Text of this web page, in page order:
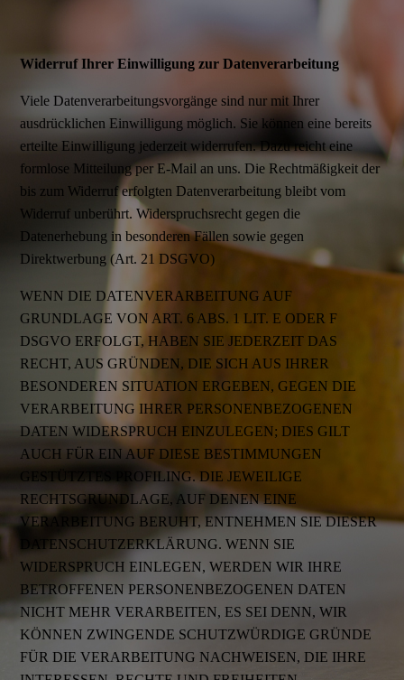
Widerruf Ihrer Einwilligung zur Datenverarbeitung
Viele Datenverarbeitungsvorgänge sind nur mit Ihrer
ausdrücklichen Einwilligung möglich. Sie können eine bereits
erteilte Einwilligung jederzeit widerrufen. Dazu reicht eine
formlose Mitteilung per E-Mail an uns. Die Rechtmäßigkeit der
bis zum Widerruf erfolgten Datenverarbeitung bleibt vom
Widerruf unberührt. Widerspruchsrecht gegen die
Datenerhebung in besonderen Fällen sowie gegen
Direktwerbung (Art. 21 DSGVO)
WENN DIE DATENVERARBEITUNG AUF
GRUNDLAGE VON ART. 6 ABS. 1 LIT. E ODER F
DSGVO ERFOLGT, HABEN SIE JEDERZEIT DAS
RECHT, AUS GRÜNDEN, DIE SICH AUS IHRER
BESONDEREN SITUATION ERGEBEN, GEGEN DIE
VERARBEITUNG IHRER PERSONENBEZOGENEN
DATEN WIDERSPRUCH EINZULEGEN; DIES GILT
AUCH FÜR EIN AUF DIESE BESTIMMUNGEN
GESTÜTZTES PROFILING. DIE JEWEILIGE
RECHTSGRUNDLAGE, AUF DENEN EINE
VERARBEITUNG BERUHT, ENTNEHMEN SIE DIESER
DATENSCHUTZERKLÄRUNG. WENN SIE
WIDERSPRUCH EINLEGEN, WERDEN WIR IHRE
BETROFFENEN PERSONENBEZOGENEN DATEN
NICHT MEHR VERARBEITEN, ES SEI DENN, WIR
KÖNNEN ZWINGENDE SCHUTZWÜRDIGE GRÜNDE
FÜR DIE VERARBEITUNG NACHWEISEN, DIE IHRE